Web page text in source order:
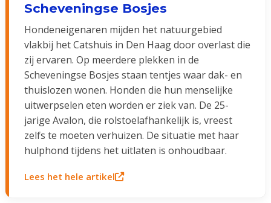
Scheveningse Bosjes
Hondeneigenaren mijden het natuurgebied
vlakbij het Catshuis in Den Haag door overlast die
zij ervaren. Op meerdere plekken in de
Scheveningse Bosjes staan tentjes waar dak- en
thuislozen wonen. Honden die hun menselijke
uitwerpselen eten worden er ziek van. De 25-
jarige Avalon, die rolstoelafhankelijk is, vreest
zelfs te moeten verhuizen. De situatie met haar
hulphond tijdens het uitlaten is onhoudbaar.
Lees het hele artikel